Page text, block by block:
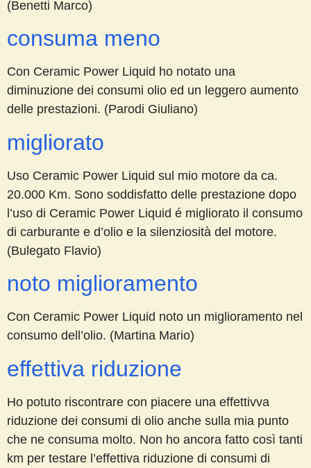
(Benetti Marco)
consuma meno
Con Ceramic Power Liquid ho notato una
diminuzione dei consumi olio ed un leggero aumento
delle prestazioni. (Parodi Giuliano)
migliorato
Uso Ceramic Power Liquid sul mio motore da ca.
20.000 Km. Sono soddisfatto delle prestazione dopo
l’uso di Ceramic Power Liquid é migliorato il consumo
di carburante e d’olio e la silenziosità del motore.
(Bulegato Flavio)
noto miglioramento
Con Ceramic Power Liquid noto un miglioramento nel
consumo dell’olio. (Martina Mario)
effettiva riduzione
Ho potuto riscontrare con piacere una effettivva
riduzione dei consumi di olio anche sulla mia punto
che ne consuma molto. Non ho ancora fatto così tanti
km per testare l’effettiva riduzione di consumi di